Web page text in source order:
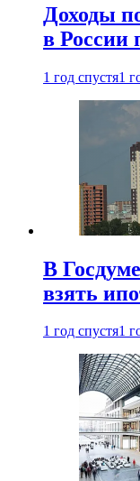
Доходы
в России
1 год спустя1
В
взять
1 год спустя1